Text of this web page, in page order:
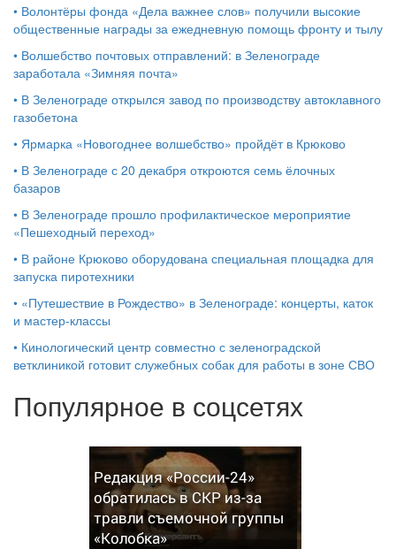
• Волонтёры фонда «Дела важнее слов» получили высокие
общественные награды за ежедневную помощь фронту и тылу
• Волшебство почтовых отправлений: в Зеленограде
заработала «Зимняя почта»
• В Зеленограде открылся завод по производству автоклавного
газобетона
• Ярмарка «Новогоднее волшебство» пройдёт в Крюково
• В Зеленограде с 20 декабря откроются семь ёлочных
базаров
• В Зеленограде прошло профилактическое мероприятие
«Пешеходный переход»
• В районе Крюково оборудована специальная площадка для
запуска пиротехники
• «Путешествие в Рождество» в Зеленограде: концерты, каток
и мастер‑классы
• Кинологический центр совместно с зеленоградской
ветклиникой готовит служебных собак для работы в зоне СВО
Популярное в соцсетях
Редакция «России-24»
обратилась в СКР из-за
травли съемочной группы
«Колобка»